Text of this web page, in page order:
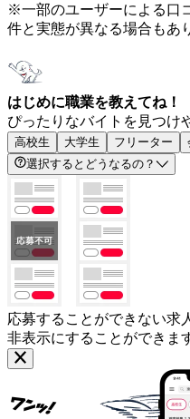
※一部のユーザーによる口
件と実態が異なる場合もあ
はじめに職業を教えてね！
ぴったりなバイトを見つけ
高校生 大学生 フリーター
選択するとどうなるの？
応募することができない求
非表示にすることができま